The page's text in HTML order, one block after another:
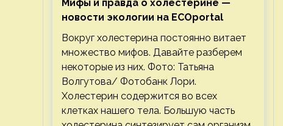
Мифы и правда о холестерине —
новости экологии на ECOportal
Вокруг холестерина постоянно витает
множество мифов. Давайте разберем
некоторые из них. Фото: Татьяна
Волгутова/ Фотобанк Лори.
Холестерин содержится во всех
клетках нашего тела. Большую часть